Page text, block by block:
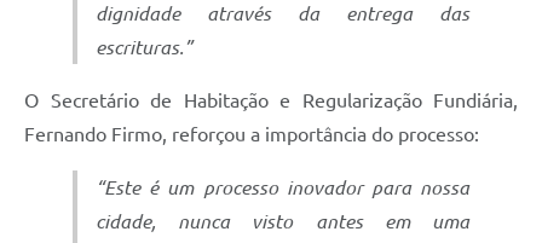
dignidade através da entrega das
escrituras.”
O Secretário de Habitação e Regularização Fundiária,
Fernando Firmo, reforçou a importância do processo:
“Este é um processo inovador para nossa
cidade, nunca visto antes em uma